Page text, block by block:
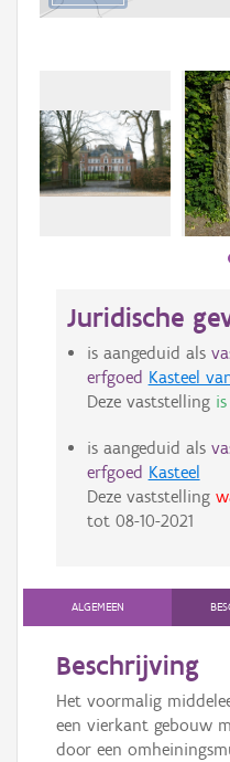
Juridische
is aangeduid als
erfgoed Kasteel
Deze vaststelling
is aangeduid als
erfgoed Kasteel
Deze vaststelling
tot 08-10-2021
ALGEMEEN
Beschrijving
Het voormalig
een vierkant gebouw
door een